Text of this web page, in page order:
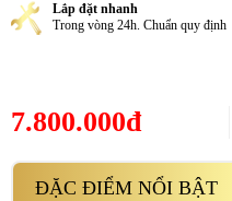
Lắp đặt nhanh
Trong vòng 24h. Chuẩn quy định
7.800.000đ
ĐẶC ĐIỂM NỔI BẬT